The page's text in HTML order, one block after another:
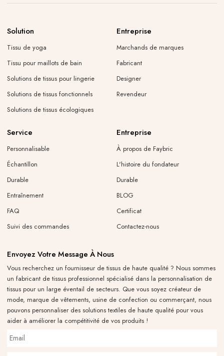
Solution
Tissu de yoga
Tissu pour maillots de bain
Solutions de tissus pour lingerie
Solutions de tissus fonctionnels
Solutions de tissus écologiques
Entreprise
Marchands de marques
Fabricant
Designer
Revendeur
Service
Personnalisable
Échantillon
Durable
Entraînement
FAQ
Suivi des commandes
Entreprise
À propos de Faybric
L'histoire du fondateur
Durable
BLOG
Certificat
Contactez-nous
Envoyez Votre Message À Nous
Vous recherchez un fournisseur de tissus de haute qualité ? Nous sommes
un fabricant de tissus professionnel spécialisé dans la personnalisation de
tissus pour un large éventail de secteurs. Que vous soyez créateur de
mode, marque de vêtements, usine de confection ou commerçant, nous
pouvons personnaliser des solutions textiles de haute qualité pour vous
aider à améliorer la compétitivité de vos produits !